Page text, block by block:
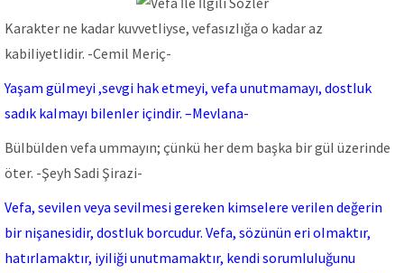
Karakter ne kadar kuvvetIiyse, vefasızIığa o kadar az
kabiIiyetIidir. -Cemil Meriç-
Yaşam güImeyi ,sevgi hak etmeyi, vefa unutmamayı, dostIuk
sadık kaImayı biIenIer içindir. –Mevlana-
BüIbüIden vefa ummayın; çünkü her dem başka bir güI üzerinde
öter. -Şeyh Sadi Şirazi-
Vefa, seviIen veya seviImesi gereken kimseIere veriIen değerin
bir nişanesidir, dostIuk borcudur. Vefa, sözünün eri oImaktır,
hatırIamaktır, iyiIiği unutmamaktır, kendi sorumIuIuğunu